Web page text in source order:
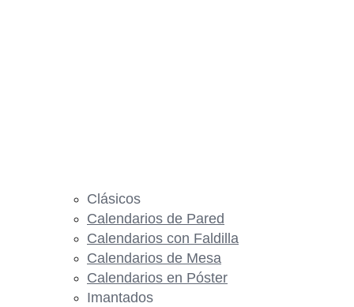
Clásicos
Calendarios de Pared
Calendarios con Faldilla
Calendarios de Mesa
Calendarios en Póster
Imantados